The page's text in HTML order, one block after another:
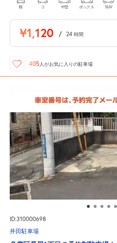
軽 コ 中型 ボックス SUV
¥1,120 / 24 時間
405 人がお気に入りの駐車場
ID:310000698
井田駐車場